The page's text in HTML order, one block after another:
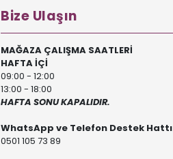
Bize Ulaşın
MAĞAZA ÇALIŞMA SAATLERİ
HAFTA İÇİ
09:00 - 12:00
13:00 - 18:00
HAFTA SONU KAPALIDIR.
WhatsApp ve Telefon Destek Hattı
0501 105 73 89